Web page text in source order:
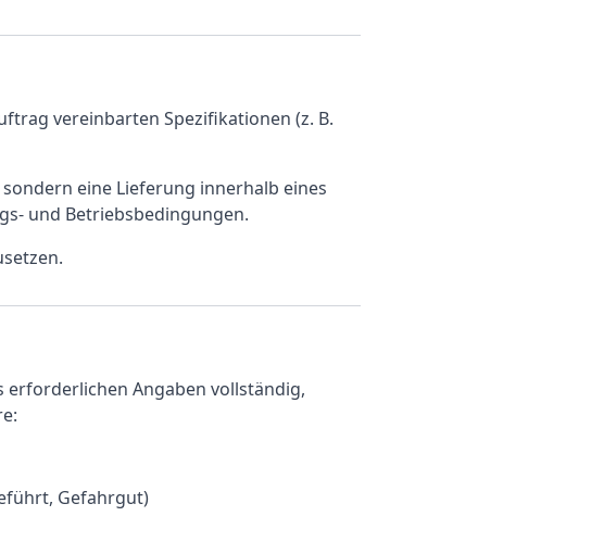
vereinbarten Spezifikationen (z. B.
eine Lieferung innerhalb eines
und Betriebsbedingungen.
Angaben vollständig,
Gefahrgut)